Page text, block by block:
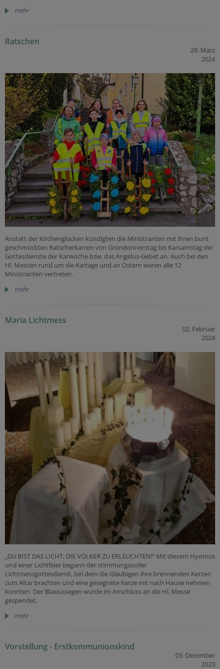
mehr
Ratschen
29. März
2024
Anstatt der Kirchenglocken kündigten die Ministranten mit ihren bunt
geschmückten Ratscherkarren von Gründonnerstag bis Karsamstag die
Gottesdienste der Karwoche bzw. das Angelus-Gebet an. Auch bei den
Hl. Messen rund um die Kartage und an Ostern waren alle 12
Ministranten vertreten.
mehr
Maria Lichtmess
02. Februar
2024
„DU BIST DAS LICHT, DIE VÖLKER ZU ERLEUCHTEN!“ Mit diesem Hymnus
und einer Lichtfeier begann der stimmungsvoller
Lichtmessgottesdienst, bei dem die Gläubigen ihre brennenden Kerzen
zum Altar brachten und eine gesegnete Kerze mit nach Hause nehmen
konnten. Der Blasiussegen wurde im Anschluss an die Hl. Messe
gespendet.
mehr
Vorstellung - Erstkommunionskind
03. Dezember
2023